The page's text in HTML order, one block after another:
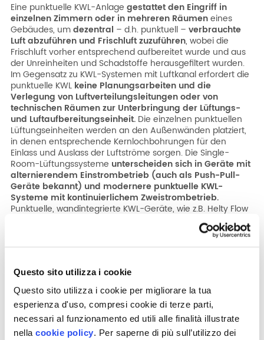
Questo sito utilizza i cookie
Questo sito utilizza i cookie per migliorare la tua
esperienza d'uso, compresi cookie di terze parti,
necessari al funzionamento ed utili alle finalità illustrate
nella cookie policy. Per saperne di più sull’utilizzo dei
Unternehmen
Beschränktes Gebiet
Eine punktuelle KWL-Anlage gestattet den Eingriff in
einzelnen Zimmern oder in mehreren Räumeneines
Gebäudes, umdezentral – d.h. punktuell – verbrauchte
Luft abzuführen und Frischluft zuzuführen, wobei die
Frischluft vorher entsprechend aufbereitet wurde und aus
der Unreinheiten und Schadstoffe herausgefiltert wurden.
Im Gegensatz zu KWL-Systemen mit Luftkanal erfordert die
punktuelle KWL keine Planungsarbeiten und die
Verlegung von Luftverteilungsleitungen oder von
technischen Räumen zur Unterbringung der Lüftungs-
und Luftaufbereitungseinheit.Die einzelnen punktuellen
Lüftungseinheiten werden an den Außenwänden platziert,
in denen entsprechende Kernlochbohrungen für den
Einlass und Auslass der Luftströme sorgen. Die Single-
Room-Lüftungssysteme unterscheiden sich in Geräte mit
alternierendem Einstrombetrieb (auch als Push-Pull-
Geräte bekannt) und modernere punktuelle KWL-
Systeme mit kontinuierlichem Zweistrombetrieb.
Punktuelle, wandintegrierte KWL-Geräte, wie z.B. Helty Flow
40, stellen auch in Neubauten eine intelligente Alternative
zu KWL-Systemen mit Luftkanal dar, da sie u.a. die
Möglichkeit bieten, eine Luftaustauschanlage in die
mehrerenpunktuellen KWL-Geräten
Option, die Funktionsweise und die Luftfördermengen an
den effektiven, in den Räumen herrschenden Bedarf
anzupassen. Der Wohnkomfort ist so individuell an die
persönlichen Vorlieben anpassbar und wirkt sich auch
positiv auf die Optimierung der Energiekosten aus.